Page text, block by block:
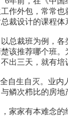
作外包，常常
裁设计的课程
裁班为例，各
该推荐哪个班
出三天，就有
生自灭。业内
鳞次栉比的房
家有本难念的